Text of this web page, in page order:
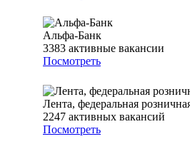
Альфа-Банк
3383 активные вакансии
Посмотреть
Лента, федеральная
2247 активных вакансий
Посмотреть